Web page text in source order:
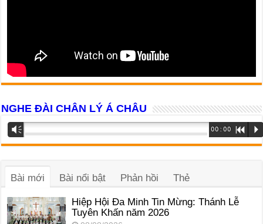
NGHE ĐÀI CHÂN LÝ Á CHÂU
Trình
phát
âm
Vm 00:00 R P
Bài mới Bài nổi bật Phản hồi Thẻ
Hiệp Hội Đa Minh Tin Mừng: Thánh Lễ
Tuyên Khấn năm 2026